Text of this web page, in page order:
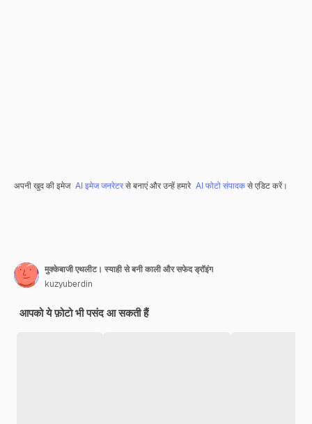
अपनी खुद की इमेज AI इमेज जनरेटरसे बनाएं और उन्हें हमारे AI फोटो संपादकसे एडिट करें।
मुक्केबाजी एथलीट। स्याही से बनी काली और सफेद ड्रॉइंग
kuzyuberdin
आपको ये फ़ोटो भी पसंद आ सकती हैं